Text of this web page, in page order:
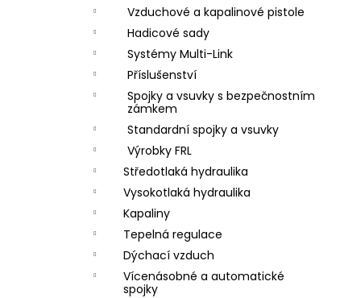
Vzduchové a kapalinové pistole
Hadicové sady
Systémy Multi-Link
Příslušenství
Spojky a vsuvky s bezpečnostním
zámkem
Standardní spojky a vsuvky
Výrobky FRL
Středotlaká hydraulika
Vysokotlaká hydraulika
Kapaliny
Tepelná regulace
Dýchací vzduch
Vícenásobné a automatické
spojky